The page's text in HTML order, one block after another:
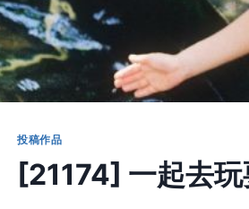
投稿作品
[21174] 一起去